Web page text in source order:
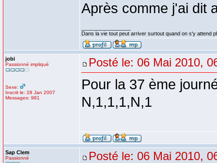
Après comme j'ai dit
Dans la vie tout peut arriver surtout quand on s'y attend
jobi
Passionné impliqué
Sexe:
Inscrit le: 28 Jan 2007
Messages: 981
Posté le: 06 Mai 2010,
Pour la 37 ème
N,1,1,1,N,1
Sap Clem
Passionné Posté le: 06 Mai 2010,